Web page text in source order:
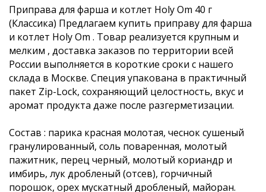
Приправа для фарша и котлет Holy Om 40 г
(Классика) Предлагаем купить приправу для фарша
и котлет Holy Om . Товар реализуется крупным и
мелким , доставка заказов по территории всей
России выполняется в короткие сроки с нашего
склада в Москве. Специя упакована в практичный
пакет Zip-Lock, сохраняющий целостность, вкус и
аромат продукта даже после разгерметизации.
Состав : парика красная молотая, чеснок сушеный
гранулированный, соль поваренная, молотый
пажитник, перец черный, молотый кориандр и
имбирь, лук дробленый (отсев), горчичный
порошок, орех мускатный дробленый, майоран.